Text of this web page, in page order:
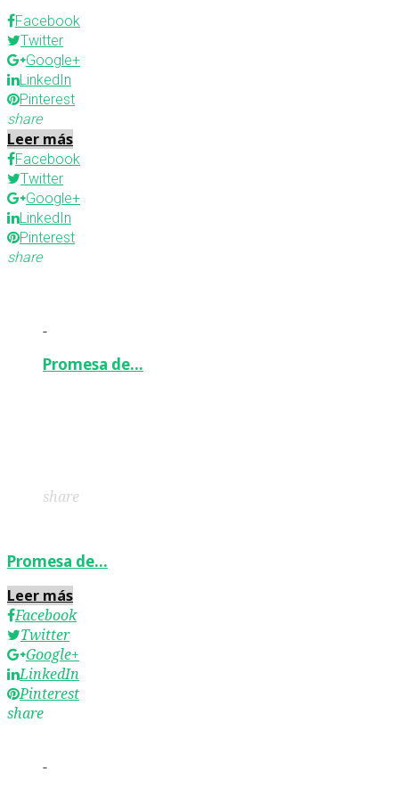
Facebook
Twitter
Google+
LinkedIn
Pinterest
share
Leer más
Facebook
Twitter
Google+
LinkedIn
Pinterest
share
-
Promesa de…
share
Promesa de…
Leer más
Facebook
Twitter
Google+
LinkedIn
Pinterest
share
-